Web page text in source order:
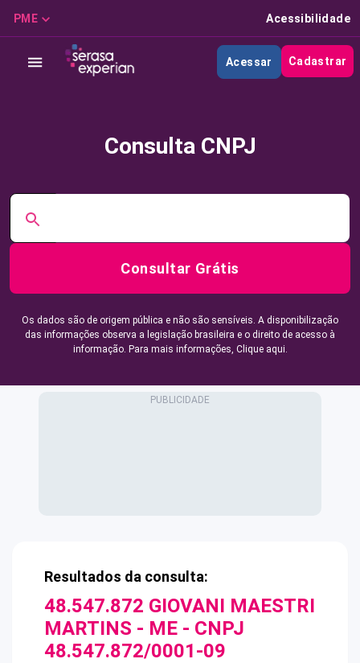
PME Acessibilidade
Acessar Cadastrar
Consulta CNPJ
Consultar Grátis
Os dados são de origem pública e não são sensíveis. A disponibilização
das informações observa a legislação brasileira e o direito de acesso à
informação. Para mais informações, Clique aqui.
Resultados da consulta:
48.547.872 GIOVANI MAESTRI
MARTINS - ME - CNPJ
48.547.872/0001-09